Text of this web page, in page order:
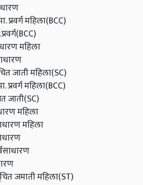
प्रवर्ग महिला(BCC)
महिला
जाती महिला(SC)
महिला(BCC)
जाती(SC)
महिला
महिला
जमाती महिला(ST)